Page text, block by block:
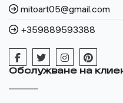
mitoart05@gmail.com
+359889593388
Обслужване на